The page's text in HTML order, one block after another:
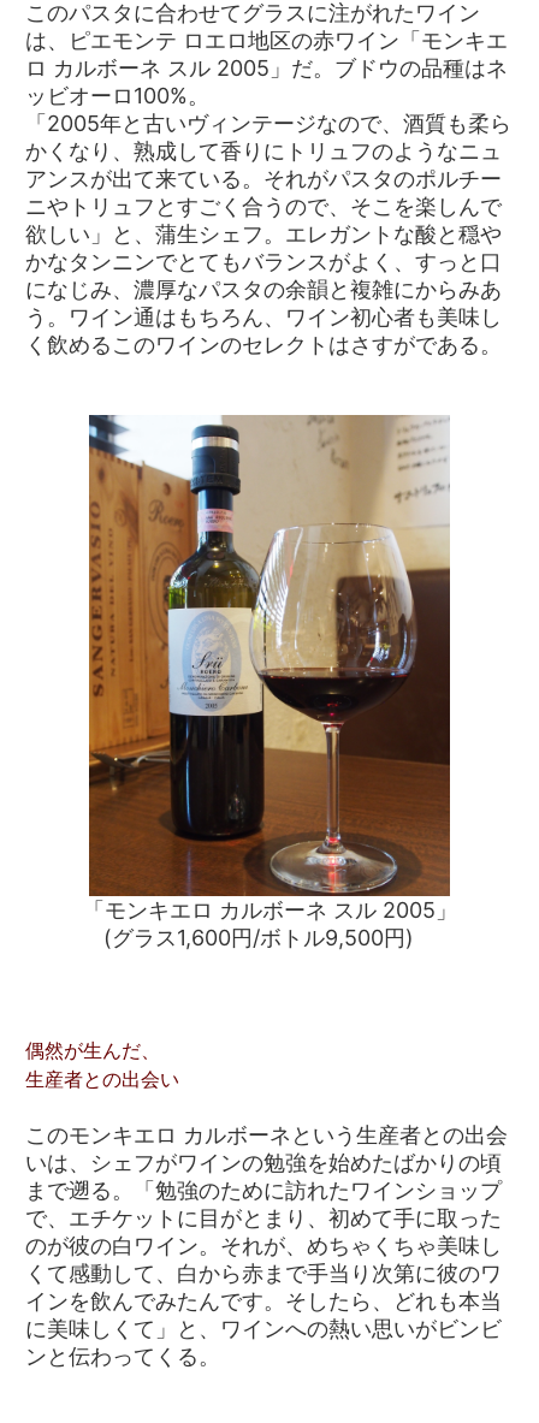
このパスタに合わせてグラスに注がれたワイン
は、ピエモンテ ロエロ地区の赤ワイン「モンキエ
ロ カルボーネ スル 2005」だ。ブドウの品種はネ
ッビオーロ100%。
「2005年と古いヴィンテージなので、酒質も柔ら
かくなり、熟成して香りにトリュフのようなニュ
アンスが出て来ている。それがパスタのポルチー
ニやトリュフとすごく合うので、そこを楽しんで
欲しい」と、蒲生シェフ。エレガントな酸と穏や
かなタンニンでとてもバランスがよく、すっと口
になじみ、濃厚なパスタの余韻と複雑にからみあ
う。ワイン通はもちろん、ワイン初心者も美味し
く飲めるこのワインのセレクトはさすがである。
「モンキエロ カルボーネ スル 2005」
(グラス1,600円/ボトル9,500円)
偶然が生んだ、
生産者との出会い
このモンキエロ カルボーネという生産者との出会
いは、シェフがワインの勉強を始めたばかりの頃
まで遡る。「勉強のために訪れたワインショップ
で、エチケットに目がとまり、初めて手に取った
のが彼の白ワイン。それが、めちゃくちゃ美味し
くて感動して、白から赤まで手当り次第に彼のワ
インを飲んでみたんです。そしたら、どれも本当
に美味しくて」と、ワインへの熱い思いがビンビ
ンと伝わってくる。